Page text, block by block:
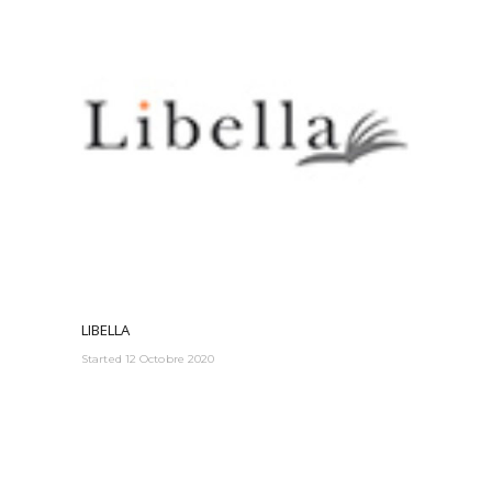
LIBELLA
Started 12 Octobre 2020